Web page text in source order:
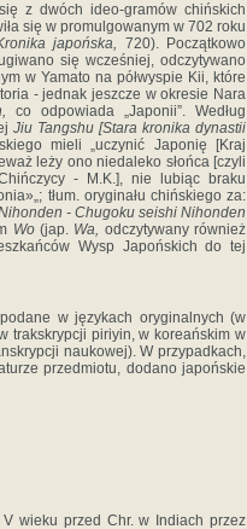
z dwóch ideo-gramów chińskich
się w promulgowanym w 702 roku
japońska, 720). Początkowo
się wcześniej, odczyty­wano
w Yamato na półwyspie Kii, które
- jednak jeszcze w okresie Nara
co odpowiada „Japonii”. Według
Jiu Tangshu [Stara kronika dynastii
mieli „uczynić Japonię [Kraj
leży ono niedaleko słońca [czyli
- M.K.], nie lubiąc braku
tłum. oryginału chińskiego za:
- Chugoku seishi Nihonden
Wo(jap. Wa, odczytywany również
Wysp Japońskich do tej
w językach oryginalnych (w
trakskrypcji piriyin, w koreańskim w
naukowej). W przypadkach,
przedmiotu, dodano ja­pońskie
wieku przed Chr. w Indiach przez